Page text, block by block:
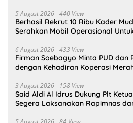
5 August 2026 440 View
Berhasil Rekrut 10 Ribu Kader
Serahkan Mobil Operasional
6 August 2026 433 View
Firman Soebagyo Minta PUD dan
dengan Kehadiran Koperasi
3 August 2026 158 View
Said Aldi Al Idrus Dukung Plt Ketua
Segera Laksanakan Rapimnas